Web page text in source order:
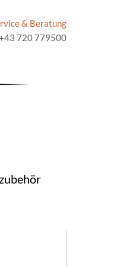
& Beratung
720 779500